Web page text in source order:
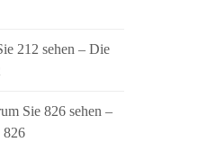
212 sehen – Die
Sie 826 sehen –
826